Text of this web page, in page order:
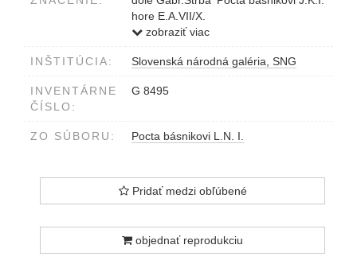
hore E.A.VII/X.
v platni Spišťal sokol sny.
zobraziť viac
INŠTITÚCIA: Slovenská národná galéria, SNG
INVENTÁRNE
ČÍSLO:
G 8495
ZO SÚBORU: Pocta básnikovi L.N. I.
Pridať medzi obľúbené
objednať reprodukciu